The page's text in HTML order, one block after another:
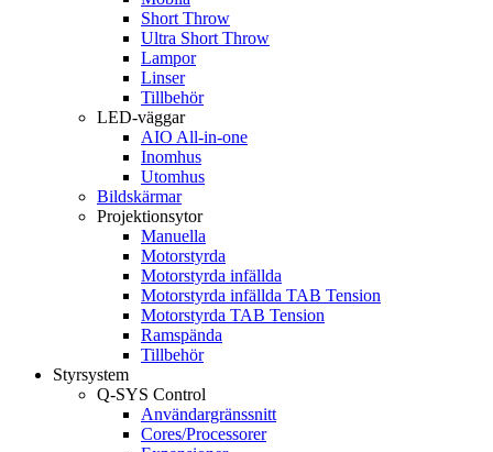
Short Throw
Ultra Short Throw
Lampor
Linser
Tillbehör
LED-väggar
AIO All-in-one
Inomhus
Utomhus
Bildskärmar
Projektionsytor
Manuella
Motorstyrda
Motorstyrda infällda
Motorstyrda infällda TAB Tension
Motorstyrda TAB Tension
Ramspända
Tillbehör
Styrsystem
Q-SYS Control
Användargränssnitt
Cores/Processorer